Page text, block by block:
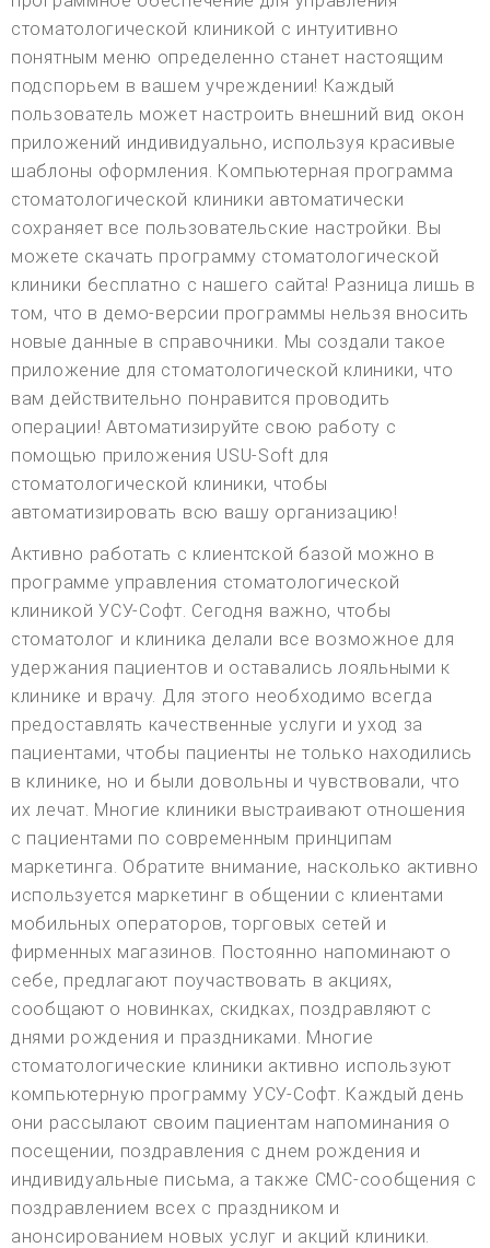
стоматологической клиникой с интуитивно
понятным меню определенно станет настоящим
подспорьем в вашем учреждении! Каждый
пользователь может настроить внешний вид окон
приложений индивидуально, используя красивые
шаблоны оформления. Компьютерная программа
стоматологической клиники автоматически
сохраняет все пользовательские настройки. Вы
можете скачать программу стоматологической
клиники бесплатно с нашего сайта! Разница лишь в
том, что в демо-версии программы нельзя вносить
новые данные в справочники. Мы создали такое
приложение для стоматологической клиники, что
вам действительно понравится проводить
операции! Автоматизируйте свою работу с
помощью приложения USU-Soft для
стоматологической клиники, чтобы
автоматизировать всю вашу организацию!
Активно работать с клиентской базой можно в
программе управления стоматологической
клиникой УСУ-Софт. Сегодня важно, чтобы
стоматолог и клиника делали все возможное для
удержания пациентов и оставались лояльными к
клинике и врачу. Для этого необходимо всегда
предоставлять качественные услуги и уход за
пациентами, чтобы пациенты не только находились
в клинике, но и были довольны и чувствовали, что
их лечат. Многие клиники выстраивают отношения
с пациентами по современным принципам
маркетинга. Обратите внимание, насколько активно
используется маркетинг в общении с клиентами
мобильных операторов, торговых сетей и
фирменных магазинов. Постоянно напоминают о
себе, предлагают поучаствовать в акциях,
сообщают о новинках, скидках, поздравляют с
днями рождения и праздниками. Многие
стоматологические клиники активно используют
компьютерную программу УСУ-Софт. Каждый день
они рассылают своим пациентам напоминания о
посещении, поздравления с днем рождения и
индивидуальные письма, а также СМС-сообщения с
поздравлением всех с праздником и
анонсированием новых услуг и акций клиники.